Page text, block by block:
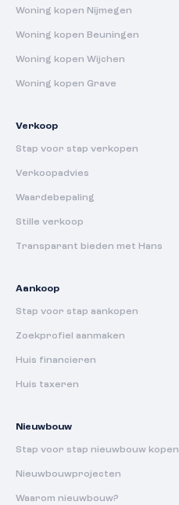
Woning kopen Nijmegen
Woning kopen Beuningen
Woning kopen Wijchen
Woning kopen Grave
Verkoop
Stap voor stap verkopen
Verkoopadvies
Waardebepaling
Stille verkoop
Transparant bieden met Hans
Aankoop
Stap voor stap aankopen
Zoekprofiel aanmaken
Huis financieren
Huis taxeren
Nieuwbouw
Stap voor stap nieuwbouw kopen
Nieuwbouwprojecten
Waarom nieuwbouw?